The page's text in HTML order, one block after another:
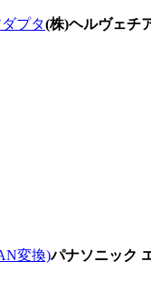
プタ(株)ヘルヴェチ
変換)パナソニック